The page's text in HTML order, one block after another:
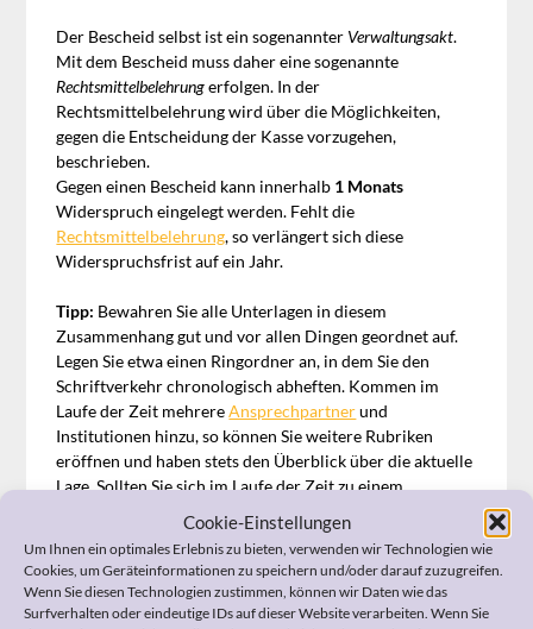
Cookie-Einstellungen
Um Ihnen ein optimales Erlebnis zu bieten, verwenden wir Technologien wie
Cookies, um Geräteinformationen zu speichern und/oder darauf zuzugreifen.
Wenn Sie diesen Technologien zustimmen, können wir Daten wie das
Surfverhalten oder eindeutige IDs auf dieser Website verarbeiten. Wenn Sie
Der Bescheid selbst ist ein sogenannter Verwaltungsakt.
Mit dem Bescheid muss daher eine sogenannte
Rechtsmittelbelehrungerfolgen. In der
Rechtsmittelbelehrung wird über die Möglichkeiten,
gegen die Entscheidung der Kasse vorzugehen,
beschrieben.
Gegen einen Bescheid kann innerhalb 1 Monats
Widerspruch eingelegt werden. Fehlt die
Rechtsmittelbelehrung, so verlängert sich diese
Widerspruchsfrist auf ein Jahr.
Tipp: Bewahren Sie alle Unterlagen in diesem
Zusammenhang gut und vor allen Dingen geordnet auf.
Legen Sie etwa einen Ringordner an, in dem Sie den
Schriftverkehr chronologisch abheften. Kommen im
Laufe der Zeit mehrereAnsprechpartnerund
Institutionen hinzu, so können Sie weitere Rubriken
eröffnen und haben stets den Überblick über die aktuelle
Lage. Sollten Sie sich im Laufe der Zeit zu einem
Ihnen dieses Vorgehen größeres Suchen nach
Unterlagen. Denn Sie haben dann bereits alle Papiere
und den kompletten Schriftverkehr gut sortiert und
geordnet griffbereit.